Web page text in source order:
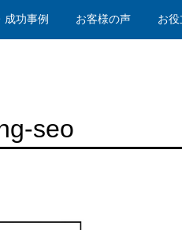
成功事例 お客様の声 お
seo